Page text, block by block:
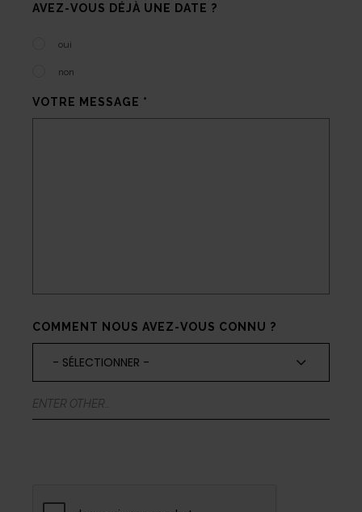
AVEZ-VOUS DÉJÀ UNE DATE ?
oui
non
VOTRE MESSAGE *
COMMENT NOUS AVEZ-VOUS CONNU ?
NOUS
CONNU
- SÉLECTIONNER -
ENTER